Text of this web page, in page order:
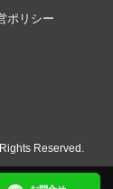
ポリシー
Reserved.